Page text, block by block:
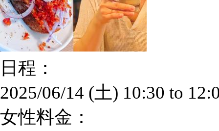
日程：
2025/06/14 (土) 10:30 to
女性料金：